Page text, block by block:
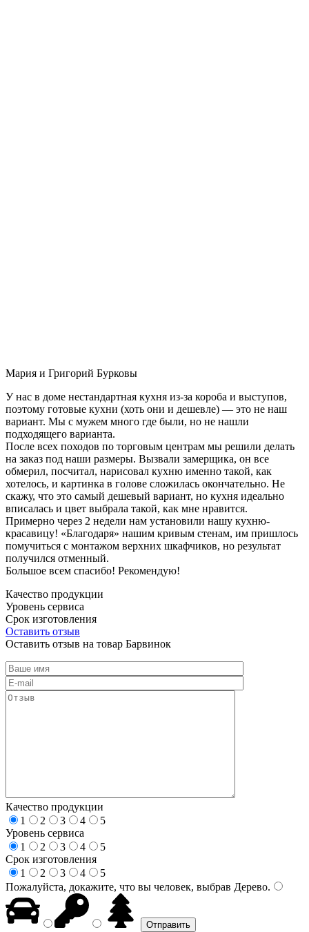
Мария и Григорий Бурковы
У нас в доме нестандартная кухня из-за короба и выступов,
поэтому готовые кухни (хоть они и дешевле) — это не наш
вариант. Мы с мужем много где были, но не нашли
подходящего варианта.
После всех походов по торговым центрам мы решили делать
на заказ под наши размеры. Вызвали замерщика, он все
обмерил, посчитал, нарисовал кухню именно такой, как
хотелось, и картинка в голове сложилась окончательно. Не
скажу, что это самый дешевый вариант, но кухня идеально
вписалась и цвет выбрала такой, как мне нравится.
Примерно через 2 недели нам установили нашу кухню-
красавицу! «Благодаря» нашим кривым стенам, им пришлось
помучиться с монтажом верхних шкафчиков, но результат
получился отменный.
Большое всем спасибо! Рекомендую!
Качество продукции
Уровень сервиса
Срок изготовления
Оставить отзыв
Оставить отзыв на товар Барвинок
Качество продукции
1
2 3 4
5
Уровень сервиса
1
2 3 4
5
Срок изготовления
1
2 3 4
5
Пожалуйста, докажите, что вы человек, выбрав Дерево.